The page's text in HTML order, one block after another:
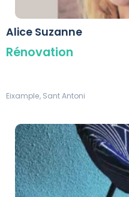
Alice Suzanne
Rénovation
Eixample, Sant Antoni